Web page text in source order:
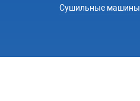
Сушильные машины